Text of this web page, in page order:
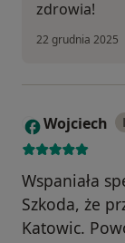
zdrowia!
22 grudnia 2025
W Wojciech
Wspaniała
Szkoda, że
Katowic.